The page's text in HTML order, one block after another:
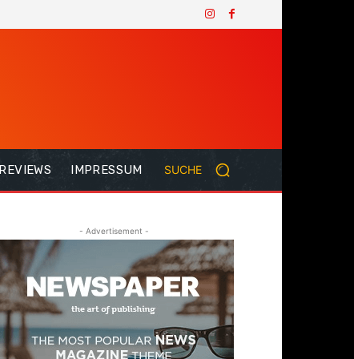
REVIEWS IMPRESSUM SUCHE
- Advertisement -